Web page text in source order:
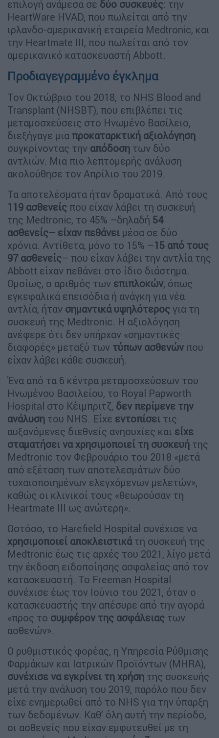
επιλογή ανάμεσα σε δύο συσκευές: την
HeartWare HVAD, που πωλείται από την
ιρλανδο-αμερικανική εταιρεία Medtronic, και
την Heartmate III, που πωλείται από τον
αμερικανικό κατασκευαστή Abbott.
Προδιαγεγραμμένο έγκλημα
Τον Οκτώβριο του 2018, το NHS Blood and
Transplant (NHSBT), που επιβλέπει τις
μεταμοσχεύσεις στο Ηνωμένο Βασίλειο,
διεξήγαγε μια προκαταρκτική αξιολόγηση
συγκρίνοντας την απόδοση των δύο
αντλιών. Μια πιο λεπτομερής ανάλυση
ακολούθησε τον Απρίλιο του 2019.
Τα αποτελέσματα ήταν δραματικά. Από τους
119 ασθενείς που είχαν λάβει τη συσκευή
της Medtronic, το 45% –δηλαδή 54
ασθενείς– είχαν πεθάνει μέσα σε δύο
χρόνια. Αντίθετα, μόνο το 15% –15 από τους
97 ασθενείς– που είχαν λάβει την αντλία της
Abbott είχαν πεθάνει στο ίδιο διάστημα.
Ομοίως, ο αριθμός των επιπλοκών, όπως
εγκεφαλικά επεισόδια ή ανάγκη για νέα
αντλία, ήταν σημαντικά υψηλότερος για τη
συσκευή της Medtronic. Η αξιολόγηση
ανέφερε ότι δεν υπήρχαν «σημαντικές
διαφορές» μεταξύ των τύπων ασθενών που
είχαν λάβει κάθε συσκευή.
Ένα από τα 6 κέντρα μεταμοσχεύσεων του
Ηνωμένου Βασιλείου, το Royal Papworth
Hospital στο Κέιμπριτζ, δεν περίμενε την
ανάλυση του NHS. Είχε εντοπίσει τις
αυξανόμενες διεθνείς ανησυχίες και είχε
σταματήσει να χρησιμοποιεί τη συσκευή της
Medtronic τον Φεβρουάριο του 2018 «μετά
από εξέταση των αποτελεσμάτων δύο
τυχαιοποιημένων ελεγχόμενων μελετών»,
καθώς οι κλινικοί τους «θεωρούσαν τη
Heartmate III ως ανώτερη».
Ωστόσο, το Harefield Hospital συνέχισε να
χρησιμοποιεί αποκλειστικάτη συσκευή της
Medtronic έως τις αρχές του 2021, λίγο μετά
την έκδοση ειδοποίησης ασφαλείας από τον
κατασκευαστή. Το Freeman Hospital
συνέχισε έως τον Ιούνιο του 2021, όταν ο
κατασκευαστής την απέσυρε από την αγορά
«προς το συμφέρον της ασφάλειας των
ασθενών».
Ο ρυθμιστικός φορέας, η Υπηρεσία Ρύθμισης
Φαρμάκων και Ιατρικών Προϊόντων (MHRA),
συνέχισε να εγκρίνει τη χρήση της συσκευής
μετά την ανάλυση του 2019, παρόλο που δεν
είχε ενημερωθεί από το NHS για την ύπαρξη
των δεδομένων. Καθ’ όλη αυτή την περίοδο,
οι ασθενείς που είχαν εμφυτευθεί με τη